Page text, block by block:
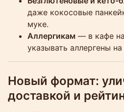
даже кокосовые
муке.
Аллергикам — в кафе
указывать аллергены
Новый формат:
доставкой и